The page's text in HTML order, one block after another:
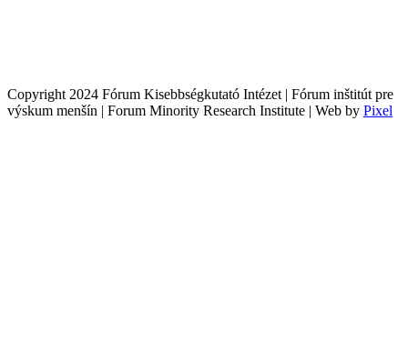
Copyright 2024 Fórum Kisebbségkutató Intézet | Fórum inštitút pre
výskum menšín | Forum Minority Research Institute | Web by Pixel